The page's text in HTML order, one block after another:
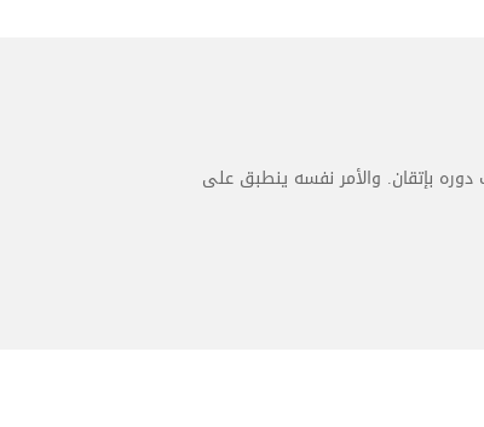
بإتقان. والأمر نفسه ينطبق على